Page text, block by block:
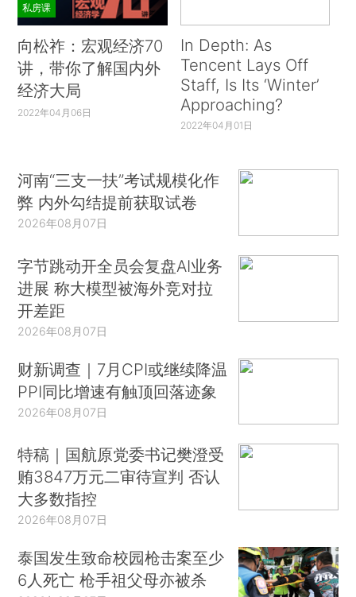
私房课
向松祚：宏观经济70
讲，带你了解国内外
经济大局
2022年04月06日
In Depth: As
Tencent Lays Off
Staff, Is Its ‘Winter’
Approaching?
2022年04月01日
河南“三支一扶”考试规模化作
弊 内外勾结提前获取试卷
2026年08月07日
字节跳动开全员会复盘AI业务
进展 称大模型被海外竞对拉
开差距
2026年08月07日
财新调查｜7月CPI或继续降温
PPI同比增速有触顶回落迹象
2026年08月07日
特稿｜国航原党委书记樊澄受
贿3847万元二审待宣判 否认
大多数指控
2026年08月07日
泰国发生致命校园枪击案至少
6人死亡 枪手祖父母亦被杀